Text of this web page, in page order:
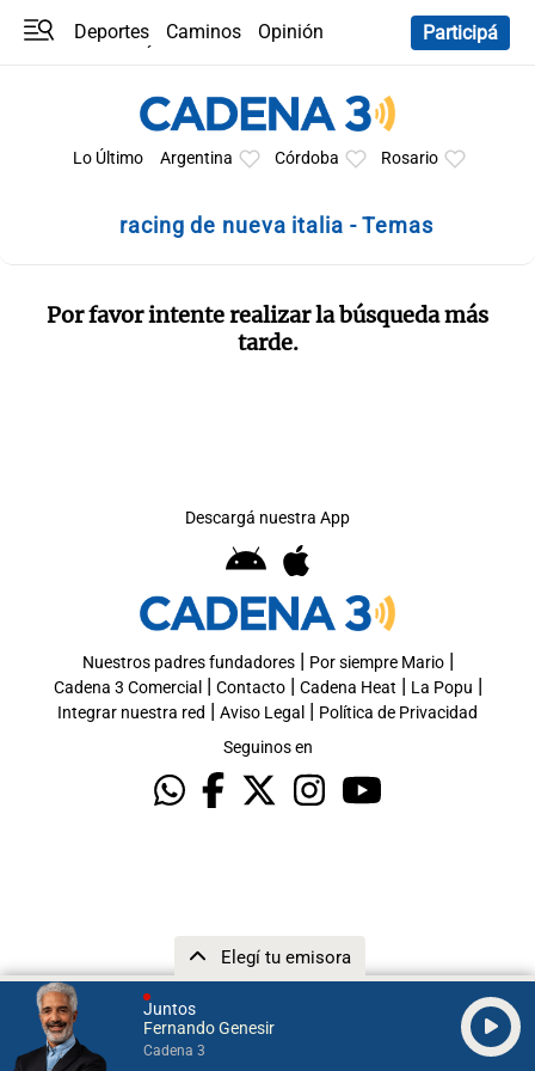
Juntos
Fernando Genesir
Cadena 3
Elegí tu emisora
Deportes Caminos
Opinión
Participá
Lo Último Argentina Córdoba Rosario
racing de nueva italia - Temas
Por favor intente realizar la búsqueda más
tarde.
Descargá nuestra App
Nuestros padres fundadores| Por siempre Mario|
Cadena 3 Comercial | Contacto| Cadena Heat | La Popu |
Integrar nuestra red | Aviso Legal | Política de Privacidad
Seguinos en